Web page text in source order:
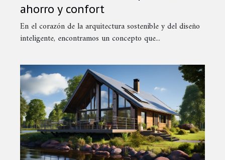
ahorro y confort
En el corazón de la arquitectura sostenible y del diseño
inteligente, encontramos un concepto que...